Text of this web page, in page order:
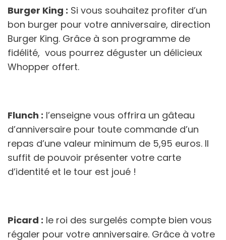
Burger King : Si vous souhaitez profiter d’un
bon burger pour votre anniversaire, direction
Burger King. Grâce à son programme de
fidélité, vous pourrez déguster un délicieux
Whopper offert.
Flunch : l’enseigne vous offrira un gâteau
d’anniversaire pour toute commande d’un
repas d’une valeur minimum de 5,95 euros. Il
suffit de pouvoir présenter votre carte
d’identité et le tour est joué !
Picard : le roi des surgelés compte bien vous
régaler pour votre anniversaire. Grâce à votre